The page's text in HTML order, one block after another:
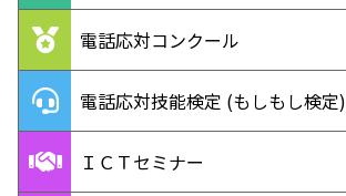
電話応対コンクール
電話応対技能検定 (もしもし検定)
ＩＣＴセミナー